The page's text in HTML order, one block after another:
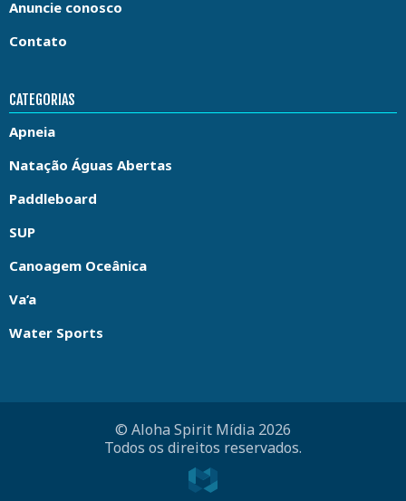
Anuncie conosco
Contato
CATEGORIAS
Apneia
Natação Águas Abertas
Paddleboard
SUP
Canoagem Oceânica
Va’a
Water Sports
© Aloha Spirit Mídia 2026
Todos os direitos reservados.